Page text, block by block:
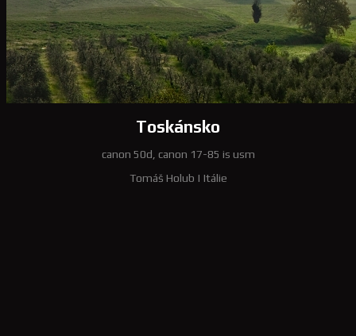
Toskánsko
canon 50d, canon 17-85 is usm
Tomáš Holub | Itálie